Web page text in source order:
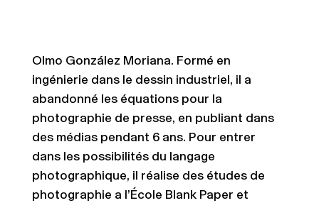
Olmo González Moriana. Formé en
ingénierie dans le dessin industriel, il a
abandonné les équations pour la
photographie de presse, en publiant dans
des médias pendant 6 ans. Pour entrer
dans les possibilités du langage
photographique, il réalise des études de
photographie a l’École Blank Paper et